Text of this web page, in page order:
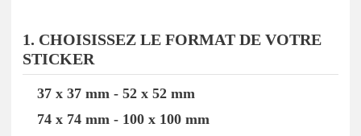
1. CHOISISSEZ LE FORMAT DE VOTRE
STICKER
Les formats ronds ou carré
37 x 37 mm - 52 x 52 mm
74 x 74 mm - 100 x 100 mm